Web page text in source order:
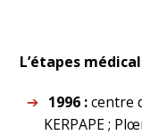
L’étapes
1996 :centre
KERPAPE ;